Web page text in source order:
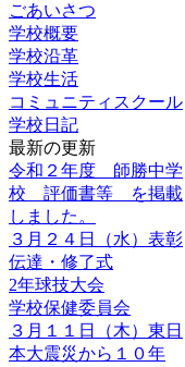
ごあいさつ
学校概要
学校沿革
学校生活
コミュニティスクール
学校日記
最新の更新
令和２年度 師勝中学
校 評価書等 を掲載
しました。
３月２４日（水）表彰
伝達・修了式
2年球技大会
学校保健委員会
３月１１日（木）東日
本大震災から１０年